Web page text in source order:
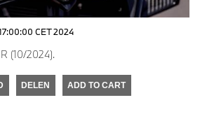
CET 2024
(10/2024).
DELEN ADD TO CART